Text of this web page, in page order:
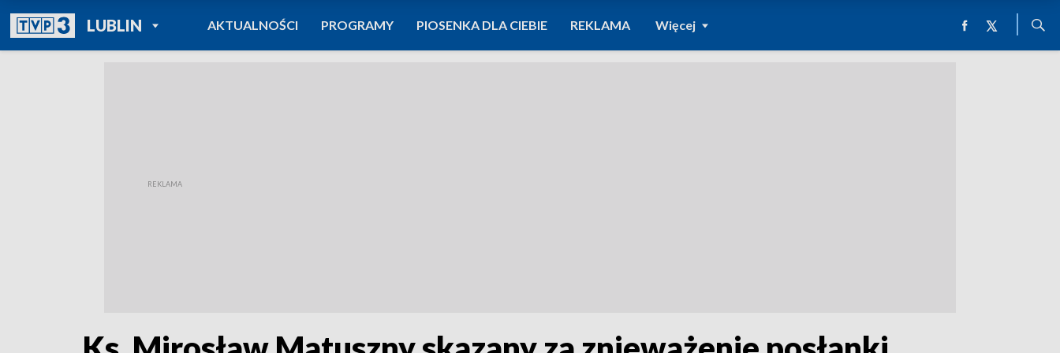
LUBLINPOWRÓT DO
TVP REGIONY
AKTUALNOŚCI PROGRAMY PIOSENKA DLA CIEBIE REKLAMA Więcej